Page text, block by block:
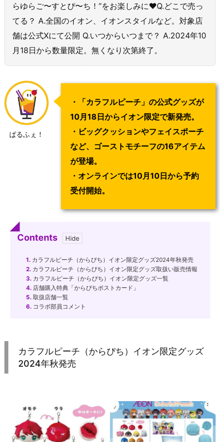
らゆらご〜すとぴ〜ち！”をお楽しみに♥Q.どこで売っ
てる？ A.全国のイオン、イオンスタイルなど。対象店
舗は公式Xにて公開 Q.いつからいつまで？ A.2024年10
月18日から数量限定。無くなり次第終了。
ぱるふぇ！
・「カラフルピーチ」の公式グッズが
10月18日からイオン限定で新発売。
・ビッグクッションやフェイスポーチ
など、ゴーストモチーフの16アイテム
が登場。
・オンラインでは10月10日から予約
受付開始。
Contents
1.カラフルピーチ（からぴち）イオン限定グッズ2024年秋発売
2.カラフルピーチ（からぴち）イオン限定グッズ取扱い販売情報
3.カラフルピーチ（からぴち）イオン限定グッズ一覧
4.店舗購入特典「からぴちポストカード」
5.取扱店舗一覧
6.コラボ部員コメント
カラフルピーチ（からぴち）イオン限定グッズ
2024年秋発売